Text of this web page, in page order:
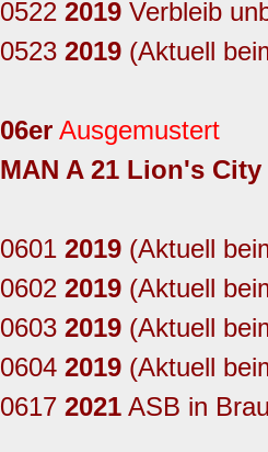
0522 2019Verbleib
0523 2019(Aktuell
06er Ausgemustert
MAN A 21 Lion's City
0601 2019(Aktuell
0602 2019(Aktuell
0603 2019(Aktuell
0604 2019(Aktuell
0617 2021ASB in